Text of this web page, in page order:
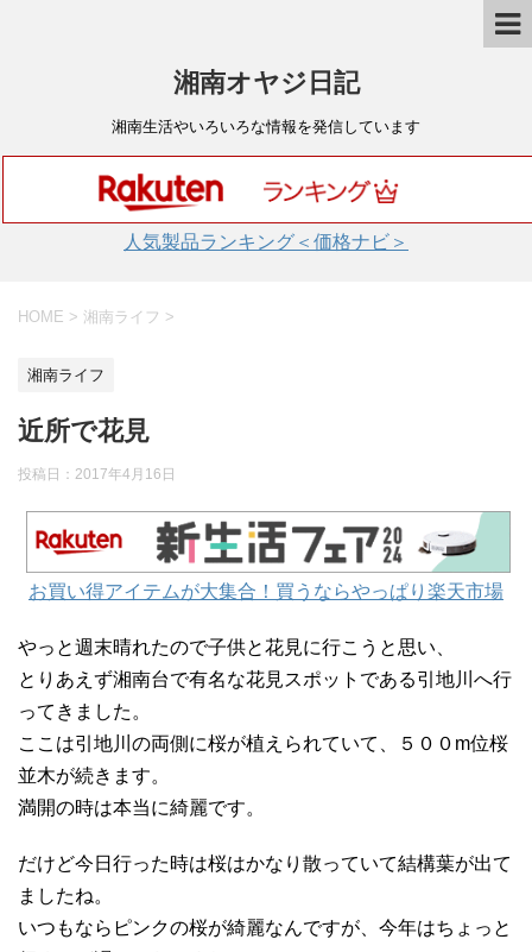
湘南オヤジ日記
湘南生活やいろいろな情報を発信しています
人気製品ランキング＜価格ナビ＞
HOME > 湘南ライフ >
湘南ライフ
近所で花見
投稿日： 2017年4月16日
お買い得アイテムが大集合！買うならやっぱり楽天市場
やっと週末晴れたので子供と花見に行こうと思い、
とりあえず湘南台で有名な花見スポットである引地川へ行
ってきました。
ここは引地川の両側に桜が植えられていて、５００m位桜
並木が続きます。
満開の時は本当に綺麗です。
だけど今日行った時は桜はかなり散っていて結構葉が出て
ましたね。
いつもならピンクの桜が綺麗なんですが、今年はちょっと